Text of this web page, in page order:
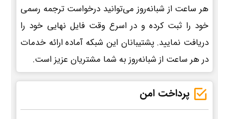
هر ساعت از شبانه‌روز می‌توانید درخواست ترجمه رسمی
خود را ثبت کرده و در اسرع وقت فایل نهایی خود را
دریافت نمایید. پشتیبانان این شبکه آماده ارائه خدمات
در هر ساعت از شبانه‌روز به شما مشتریان عزیز است.
پرداخت امن